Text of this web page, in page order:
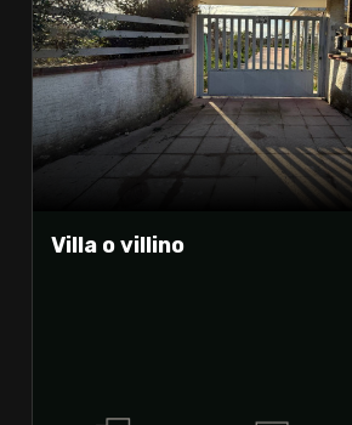
Villa o villino